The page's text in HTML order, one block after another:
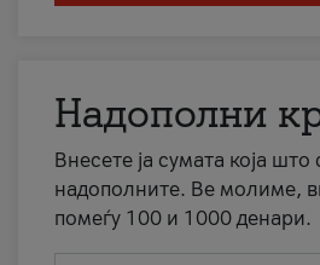
Надополни
Внесете ја сумата која што
надополните. Ве молиме,
помеѓу 100 и 1000 денари.